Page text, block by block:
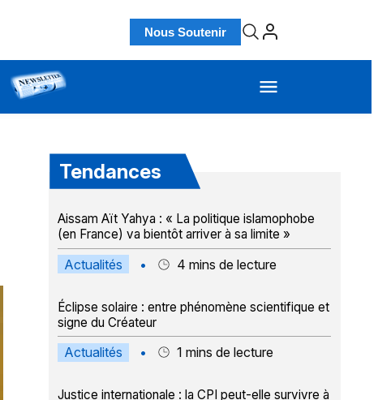
Nous Soutenir
Tendances
Aissam Aït Yahya : « La politique islamophobe
(en France) va bientôt arriver à sa limite »
Actualités • 4 mins de lecture
Éclipse solaire : entre phénomène scientifique et
signe du Créateur
Actualités • 1 mins de lecture
Justice internationale : la CPI peut-elle survivre à